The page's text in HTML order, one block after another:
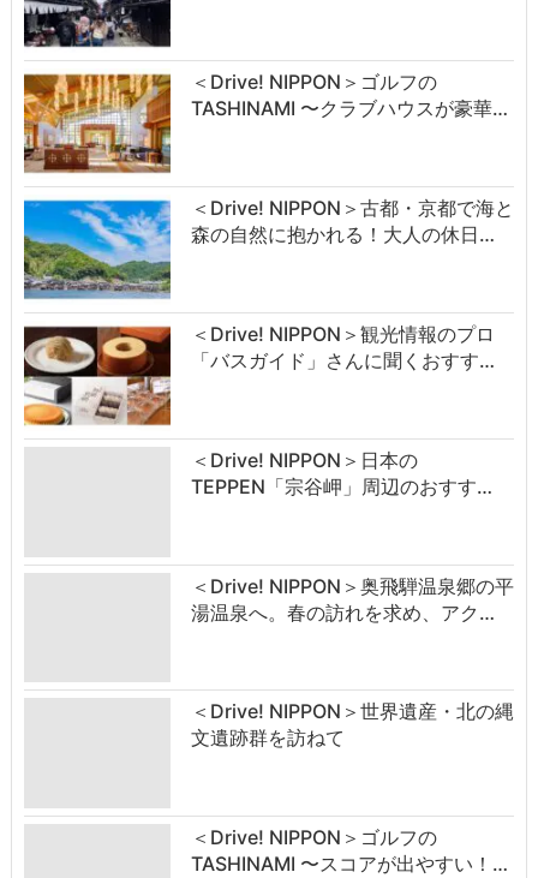
＜Drive! NIPPON＞ゴルフの
TASHINAMI 〜クラブハウスが豪華…
＜Drive! NIPPON＞古都・京都で海と
森の自然に抱かれる！大人の休日…
＜Drive! NIPPON＞観光情報のプロ
「バスガイド」さんに聞くおすす…
＜Drive! NIPPON＞日本の
TEPPEN「宗谷岬」周辺のおすす…
＜Drive! NIPPON＞奥飛騨温泉郷の平
湯温泉へ。春の訪れを求め、アク…
＜Drive! NIPPON＞世界遺産・北の縄
文遺跡群を訪ねて
＜Drive! NIPPON＞ゴルフの
TASHINAMI 〜スコアが出やすい！…